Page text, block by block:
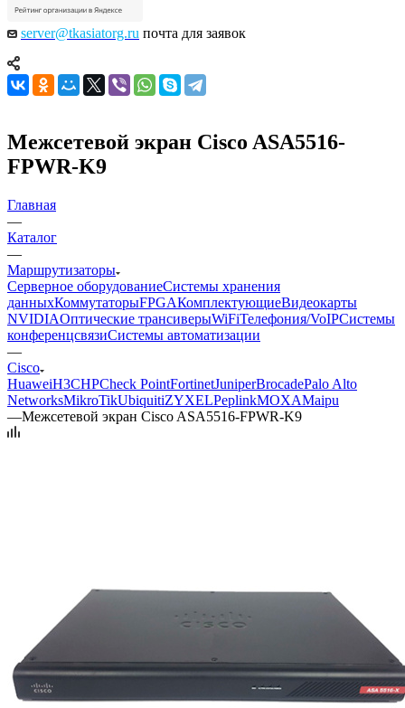
server@tkasiatorg.ru почта для заявок
Межсетевой экран Cisco ASA5516-
FPWR-K9
Главная
—
Каталог
—
Маршрутизаторы
Серверное оборудованиеСистемы хранения
данныхКоммутаторыFPGAКомплектующиеВидеокарты
NVIDIAОптические трансиверыWiFiТелефония/VoIPСистемы
конференцсвязиСистемы автоматизации
—
Cisco
HuaweiH3CHPCheck PointFortinetJuniperBrocadePalo Alto
NetworksMikroTikUbiquitiZYXELPeplinkMOXAMaipu
—Межсетевой экран Cisco ASA5516-FPWR-K9